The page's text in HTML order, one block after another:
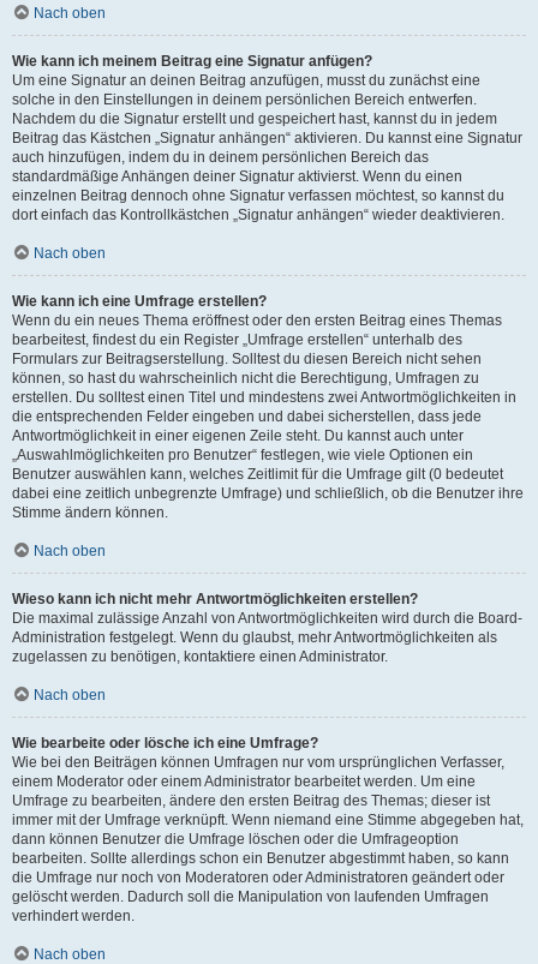
Nach oben
Wie kann ich meinem Beitrag eine Signatur anfügen?
Um eine Signatur an deinen Beitrag anzufügen, musst du zunächst eine
solche in den Einstellungen in deinem persönlichen Bereich entwerfen.
Nachdem du die Signatur erstellt und gespeichert hast, kannst du in jedem
Beitrag das Kästchen „Signatur anhängen“ aktivieren. Du kannst eine Signatur
auch hinzufügen, indem du in deinem persönlichen Bereich das
standardmäßige Anhängen deiner Signatur aktivierst. Wenn du einen
einzelnen Beitrag dennoch ohne Signatur verfassen möchtest, so kannst du
dort einfach das Kontrollkästchen „Signatur anhängen“ wieder deaktivieren.
Nach oben
Wie kann ich eine Umfrage erstellen?
Wenn du ein neues Thema eröffnest oder den ersten Beitrag eines Themas
bearbeitest, findest du ein Register „Umfrage erstellen“ unterhalb des
Formulars zur Beitragserstellung. Solltest du diesen Bereich nicht sehen
können, so hast du wahrscheinlich nicht die Berechtigung, Umfragen zu
erstellen. Du solltest einen Titel und mindestens zwei Antwortmöglichkeiten in
die entsprechenden Felder eingeben und dabei sicherstellen, dass jede
Antwortmöglichkeit in einer eigenen Zeile steht. Du kannst auch unter
„Auswahlmöglichkeiten pro Benutzer“ festlegen, wie viele Optionen ein
Benutzer auswählen kann, welches Zeitlimit für die Umfrage gilt (0 bedeutet
dabei eine zeitlich unbegrenzte Umfrage) und schließlich, ob die Benutzer ihre
Stimme ändern können.
Nach oben
Wieso kann ich nicht mehr Antwortmöglichkeiten erstellen?
Die maximal zulässige Anzahl von Antwortmöglichkeiten wird durch die Board-
Administration festgelegt. Wenn du glaubst, mehr Antwortmöglichkeiten als
zugelassen zu benötigen, kontaktiere einen Administrator.
Nach oben
Wie bearbeite oder lösche ich eine Umfrage?
Wie bei den Beiträgen können Umfragen nur vom ursprünglichen Verfasser,
einem Moderator oder einem Administrator bearbeitet werden. Um eine
Umfrage zu bearbeiten, ändere den ersten Beitrag des Themas; dieser ist
immer mit der Umfrage verknüpft. Wenn niemand eine Stimme abgegeben hat,
dann können Benutzer die Umfrage löschen oder die Umfrageoption
bearbeiten. Sollte allerdings schon ein Benutzer abgestimmt haben, so kann
die Umfrage nur noch von Moderatoren oder Administratoren geändert oder
gelöscht werden. Dadurch soll die Manipulation von laufenden Umfragen
verhindert werden.
Nach oben